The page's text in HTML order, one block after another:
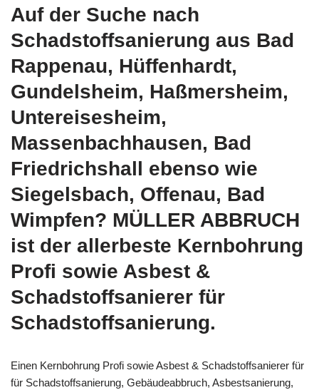
Auf der Suche nach
Schadstoffsanierung aus Bad
Rappenau, Hüffenhardt,
Gundelsheim, Haßmersheim,
Untereisesheim,
Massenbachhausen, Bad
Friedrichshall ebenso wie
Siegelsbach, Offenau, Bad
Wimpfen? MÜLLER ABBRUCH
ist der allerbeste Kernbohrung
Profi sowie Asbest &
Schadstoffsanierer für
Schadstoffsanierung.
Einen Kernbohrung Profi sowie Asbest & Schadstoffsanierer für
für Schadstoffsanierung, Gebäudeabbruch, Asbestsanierung,